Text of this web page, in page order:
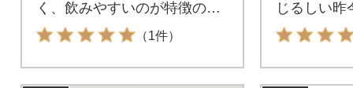
く、飲みやすいのが特徴のに
んじんジュースです。
（1件）
じるしい昨
す!